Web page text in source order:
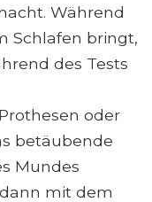
Während
Schlafen bringt,
des Tests
oder
betäubende
Mundes
mit dem